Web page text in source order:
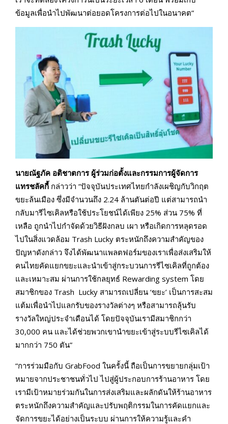
ข้อมูลเพื่อนำไปพัฒนาต่อยอดโครงการต่อไปในอนาคต”
นายณัฐภัค อติชาตการ ผู้ร่วมก่อตั้งและกรรมการผู้จัดการ
แทรชลัคกี้ กล่าวว่า “ปัจจุบันประเทศไทยกำลังเผชิญกับวิกฤต
ขยะล้นเมือง ซึ่งมีจำนวนถึง 2.24 ล้านตันต่อปี แต่สามารถนำ
กลับมารีไซเคิลหรือใช้ประโยชน์ได้เพียง 25% ส่วน 75% ที่
เหลือ ถูกนำไปกำจัดด้วยวิธีฝังกลบ เผา หรือเกิดการหลุดรอด
ไปในสิ่งแวดล้อม Trash Lucky ตระหนักถึงความสำคัญของ
ปัญหาดังกล่าว จึงได้พัฒนาแพลตฟอร์มของเราเพื่อส่งเสริมให้
คนไทยคัดแยกขยะและนำเข้าสู่กระบวนการรีไซเคิลที่ถูกต้อง
และเหมาะสม ผ่านการใช้กลยุทธ์ Rewarding system โดย
สมาชิกของ Trash Lucky สามารถเปลี่ยน ‘ขยะ’ เป็นการสะสม
แต้มเพื่อนำไปแลกรับของรางวัลต่างๆ หรือสามารถลุ้นรับ
รางวัลใหญ่ประจำเดือนได้ โดยปัจจุบันเรามีสมาชิกกว่า
30,000 คน และได้ช่วยพวกเขานำขยะเข้าสู่ระบบรีไซเคิลได้
มากกว่า 750 ตัน”
“การร่วมมือกับ GrabFood ในครั้งนี้ ถือเป็นการขยายกลุ่มเป้า
หมายจากประชาชนทั่วไป ไปสู่ผู้ประกอบการร้านอาหาร โดย
เรามีเป้าหมายร่วมกันในการส่งเสริมและผลักดันให้ร้านอาหาร
ตระหนักถึงความสำคัญและปรับพฤติกรรมในการคัดแยกและ
จัดการขยะได้อย่างเป็นระบบ ผ่านการให้ความรู้และคำ